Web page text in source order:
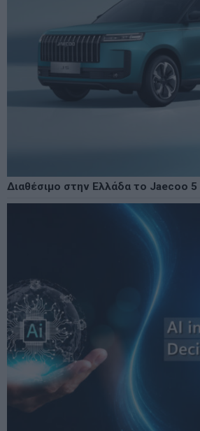
Διαθέσιμο στην Ελλάδα το Jaecoo 5